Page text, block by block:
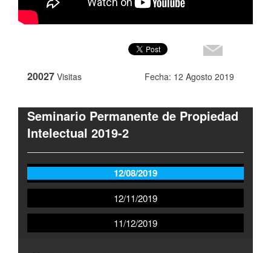
20027 Visitas Fecha: 12 Agosto 2019
Seminario Permanente de Propiedad
Intelectual 2019-2
12/08/2019
12/11/2019
11/12/2019